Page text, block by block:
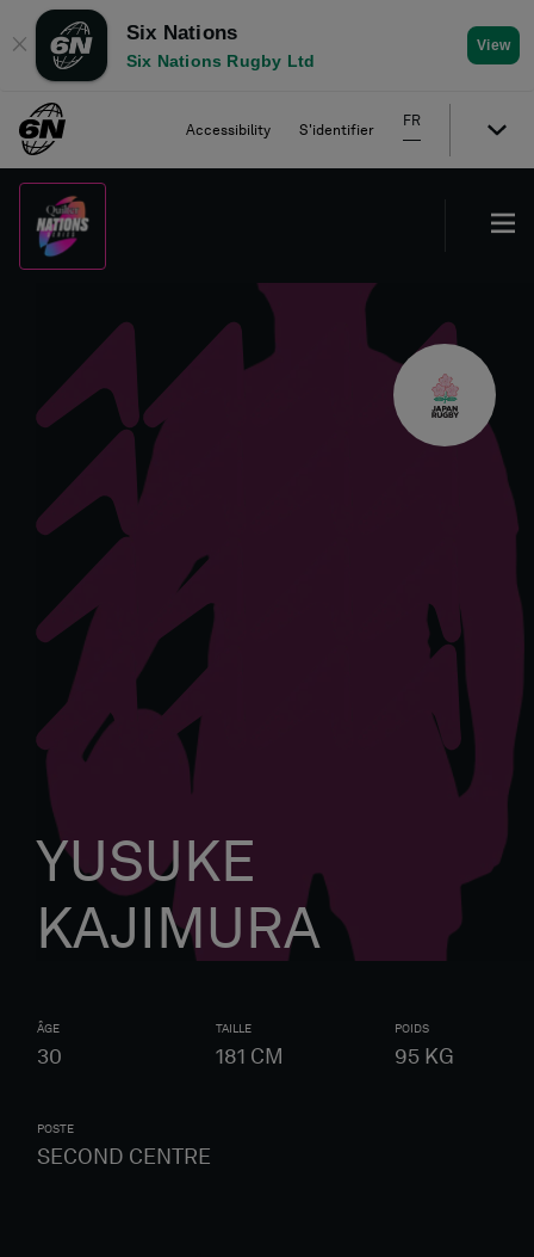
✕
Six Nations
Six Nations Rugby Ltd
View
Accessibility S'identifier
FR
YUSUKE
KAJIMURA
ÂGE
30
TAILLE
181 CM
POIDS
95 KG
POSTE
SECOND CENTRE